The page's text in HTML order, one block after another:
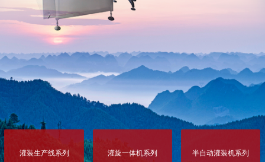
灌装生产线系列 灌旋一体机系列 半自动灌装机系列